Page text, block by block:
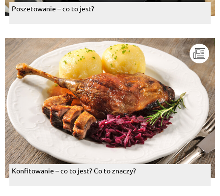
Poszetowanie – co to jest?
Konfitowanie – co to jest? Co to znaczy?